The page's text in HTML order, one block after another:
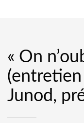
« On
Junod,